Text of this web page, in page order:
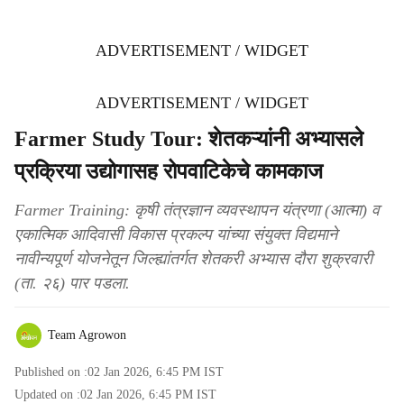
ADVERTISEMENT / WIDGET
ADVERTISEMENT / WIDGET
Farmer Study Tour: शेतकऱ्यांनी अभ्यासले
प्रक्रिया उद्योगासह रोपवाटिकेचे कामकाज
Farmer Training: कृषी तंत्रज्ञान व्यवस्थापन यंत्रणा (आत्मा) व
एकात्मिक आदिवासी विकास प्रकल्प यांच्या संयुक्त विद्यमाने
नावीन्यपूर्ण योजनेतून जिल्ह्यांतर्गत शेतकरी अभ्यास दौरा शुक्रवारी
(ता. २६) पार पडला.
Team Agrowon
Published on :02 Jan 2026, 6:45 PM IST
Updated on :02 Jan 2026, 6:45 PM IST